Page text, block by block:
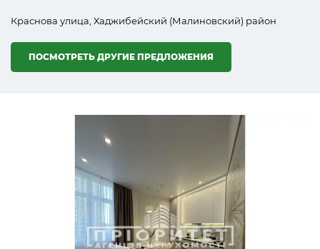
Краснова улица, Хаджибейский (Малиновский) район
ПОСМОТРЕТЬ ДРУГИЕ ПРЕДЛОЖЕНИЯ